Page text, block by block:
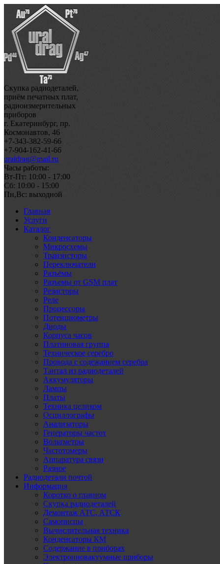
Скупка радиодеталей,
приём печатных плат,
радиоизмерительных
приборов
г. Екатеринбург, пр.
Космонавтов, 46
+7-343-382-59-66
+7-904-162-41-66
uraldrag@mail.ru
Часы работы:
Вт-Пт: 10:00 - 17:00
Сб: 10:00 - 15:00
Пн,Вс: выходной
Главная
Услуги
Каталог
Конденсаторы
Микросхемы
Транзисторы
Переключатели
Разъёмы
Разъемы от GSM плат
Резисторы
Реле
Процессоры
Потенциометры
Диоды
Корпуса часов
Платиновая группа
Техническое серебро
Провода с содежанием серебра
Тантал из радиодеталей
Аккумуляторы
Лампы
Платы
Техника целиком
Осциллографы
Анализаторы
Генераторы частот
Вольтметры
Частотомеры
Аппаратура связи
Разное
Радиодетали почтой
Информация
Коротко о главном
Скупка радиодеталей
Демонтаж АТС, АТСК
Самописцы
Вычислительная техника
Конденсаторы КМ
Содержание в приборах
Электронновакуумные приборы